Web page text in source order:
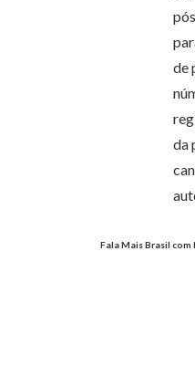
de
da
Fala Mais Brasil com